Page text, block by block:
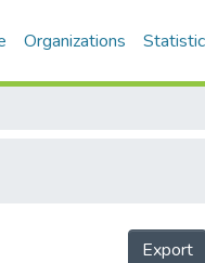
Organizations
Export